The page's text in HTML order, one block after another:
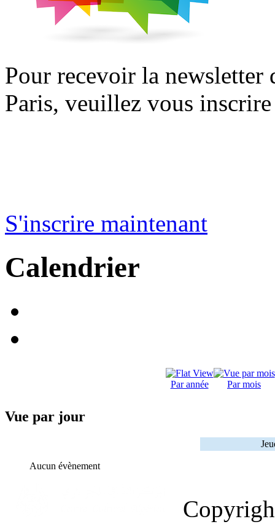
Pour recevoir la
Paris, veuillez vous
S'inscrire maintenant
Calendrier
Par année Par mois
Vue par jour
Aucun évènement